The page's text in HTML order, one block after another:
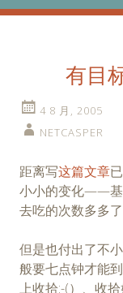
有目
4 8 月, 2005
NETCASPER
距离写这篇文章
小小的变化——基
去吃的次数多多了
但是也付出了不
般要七点钟才能
上收拾:-(）、收